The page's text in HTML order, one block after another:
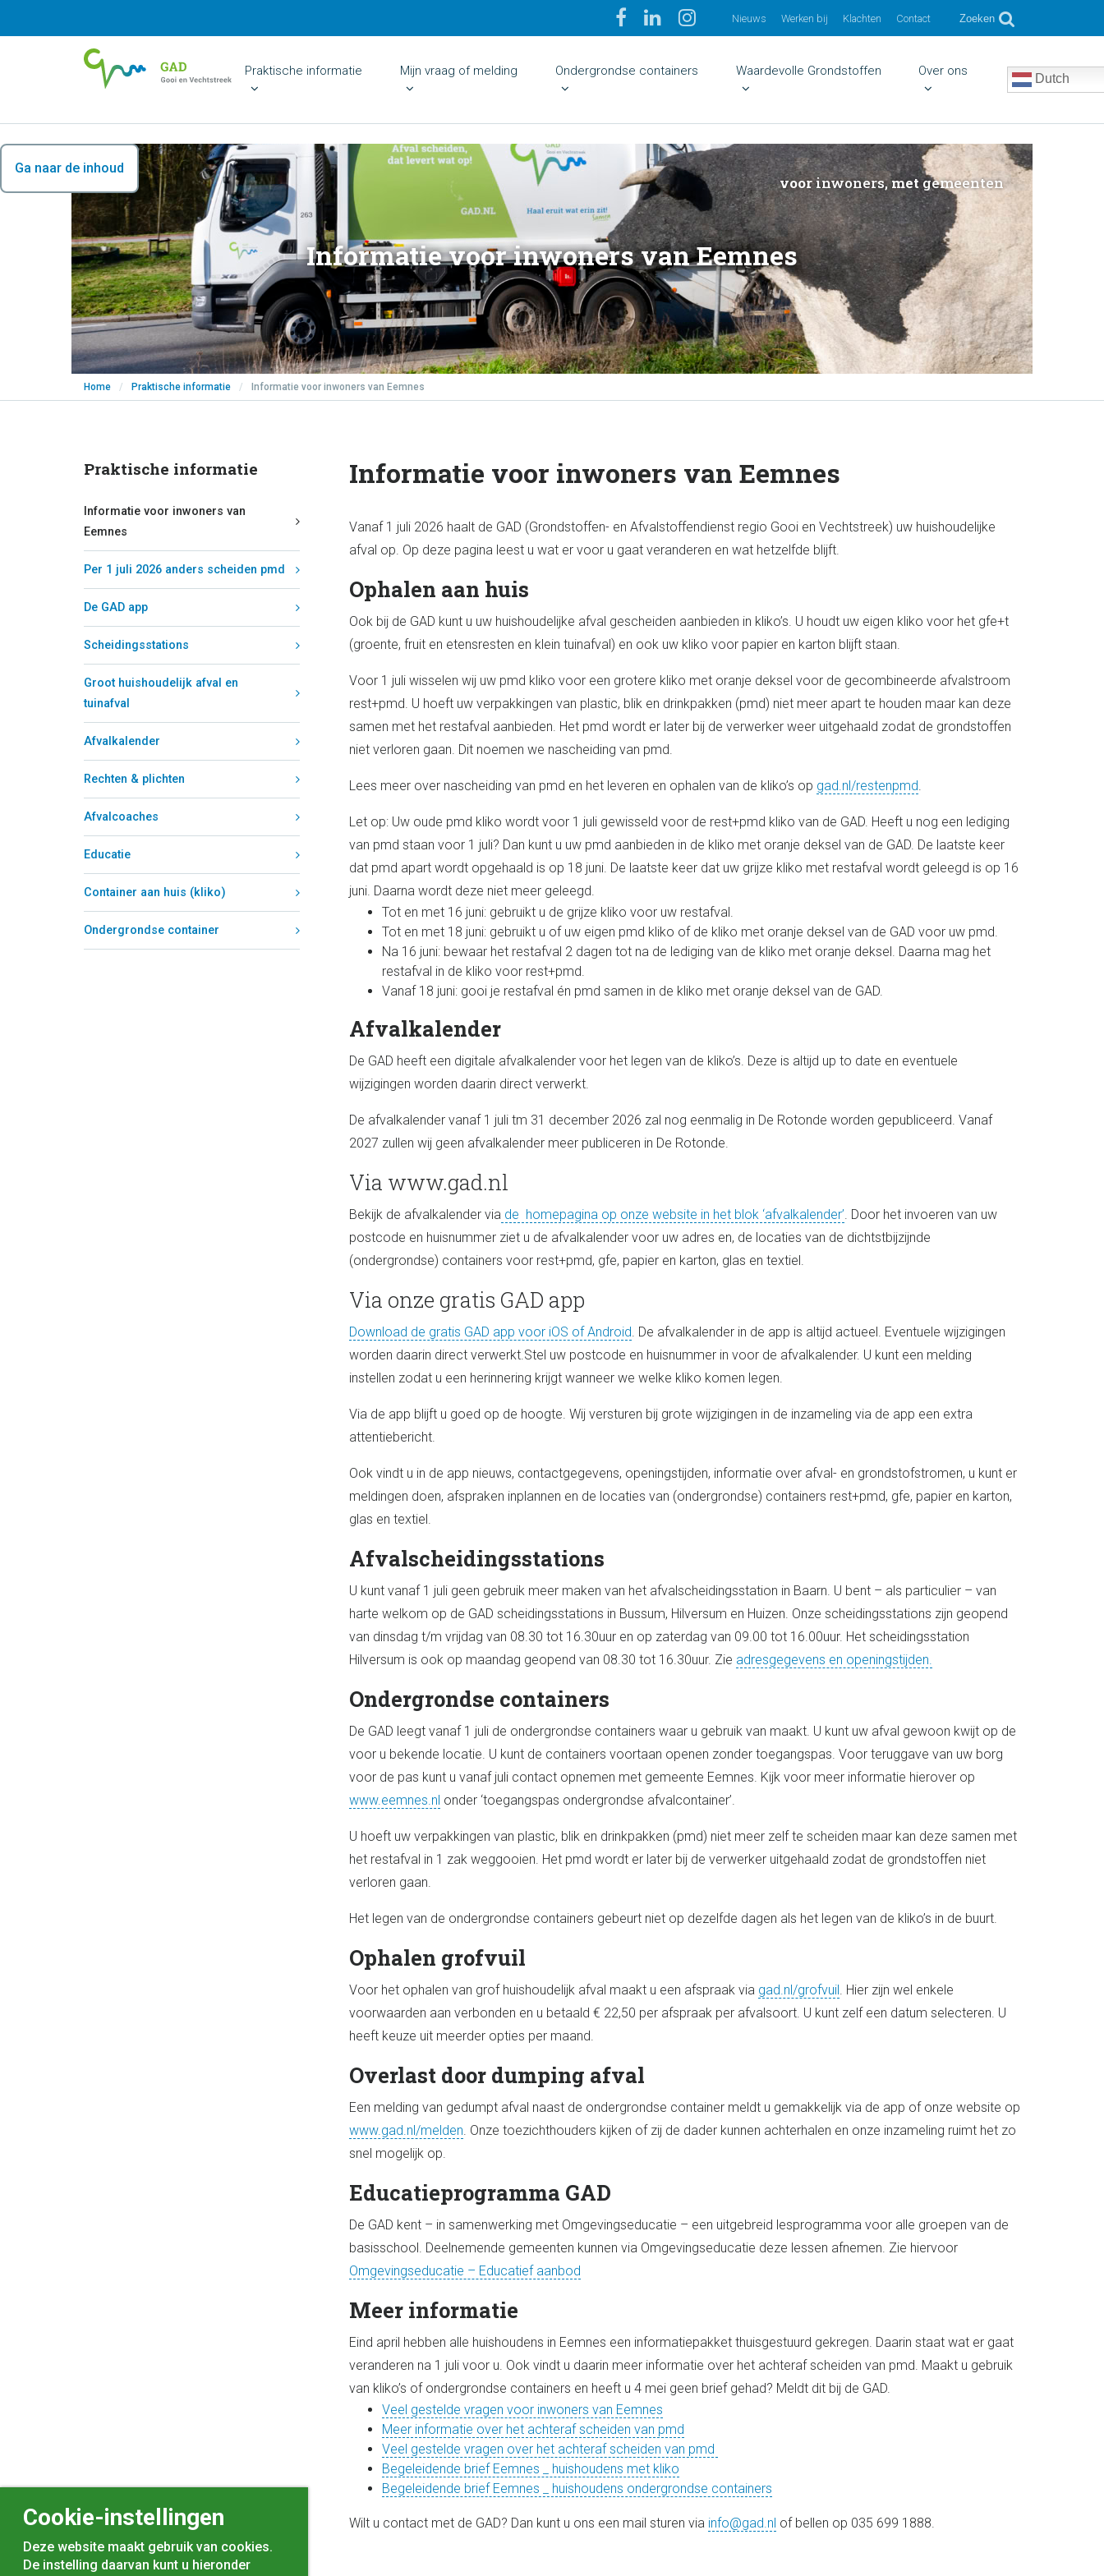
Ga naar de inhoud
Nieuws Werken bij Klachten Contact Zoeken
Praktische informatie Mijn vraag of melding Ondergrondse containers Waardevolle Grondstoffen Over ons
Dutch
Informatie voor inwoners van Eemnes
voorinwoners,metgemeenten
Home / Praktische informatie / Informatie voor inwoners van Eemnes
Praktische informatie
Informatie voor inwoners van
Eemnes
Per 1 juli 2026 anders scheiden pmd
De GAD app
Scheidingsstations
Groot huishoudelijk afval en
tuinafval
Afvalkalender
Rechten & plichten
Afvalcoaches
Educatie
Container aan huis (kliko)
Ondergrondse container
Informatie voor inwoners van Eemnes
Vanaf 1 juli 2026 haalt de GAD (Grondstoffen- en Afvalstoffendienst regio Gooi en Vechtstreek) uw huishoudelijke
afval op. Op deze pagina leest u wat er voor u gaat veranderen en wat hetzelfde blijft.
Ophalen aan huis
Ook bij de GAD kunt u uw huishoudelijke afval gescheiden aanbieden in kliko’s. U houdt uw eigen kliko voor het gfe+t
(groente, fruit en etensresten en klein tuinafval) en ook uw kliko voor papier en karton blijft staan.
Voor 1 juli wisselen wij uw pmd kliko voor een grotere kliko met oranje deksel voor de gecombineerde afvalstroom
rest+pmd. U hoeft uw verpakkingen van plastic, blik en drinkpakken (pmd) niet meer apart te houden maar kan deze
samen met het restafval aanbieden. Het pmd wordt er later bij de verwerker weer uitgehaald zodat de grondstoffen
niet verloren gaan. Dit noemen we nascheiding van pmd.
Lees meer over nascheiding van pmd en het leveren en ophalen van de kliko’s op gad.nl/restenpmd.
Let op: Uw oude pmd kliko wordt voor 1 juli gewisseld voor de rest+pmd kliko van de GAD. Heeft u nog een lediging
van pmd staan voor 1 juli? Dan kunt u uw pmd aanbieden in de kliko met oranje deksel van de GAD. De laatste keer
dat pmd apart wordt opgehaald is op 18 juni. De laatste keer dat uw grijze kliko met restafval wordt geleegd is op 16
juni. Daarna wordt deze niet meer geleegd.
Tot en met 16 juni: gebruikt u de grijze kliko voor uw restafval.
Tot en met 18 juni: gebruikt u of uw eigen pmd kliko of de kliko met oranje deksel van de GAD voor uw pmd.
Na 16 juni: bewaar het restafval 2 dagen tot na de lediging van de kliko met oranje deksel. Daarna mag het
restafval in de kliko voor rest+pmd.
Vanaf 18 juni: gooi je restafval én pmd samen in de kliko met oranje deksel van de GAD.
Afvalkalender
De GAD heeft een digitale afvalkalender voor het legen van de kliko’s. Deze is altijd up to date en eventuele
wijzigingen worden daarin direct verwerkt.
De afvalkalender vanaf 1 juli tm 31 december 2026 zal nog eenmalig in De Rotonde worden gepubliceerd. Vanaf
2027 zullen wij geen afvalkalender meer publiceren in De Rotonde.
Via www.gad.nl
Bekijk de afvalkalender viade homepagina op onze website in het blok ‘afvalkalender’. Door het invoeren van uw
postcode en huisnummer ziet u de afvalkalender voor uw adres en, de locaties van de dichtstbijzijnde
(ondergrondse) containers voor rest+pmd, gfe, papier en karton, glas en textiel.
Via onze gratis GAD app
Download de gratis GAD app voor iOS of Android. De afvalkalender in de app is altijd actueel. Eventuele wijzigingen
worden daarin direct verwerkt.Stel uw postcode en huisnummer in voor de afvalkalender. U kunt een melding
instellen zodat u een herinnering krijgt wanneer we welke kliko komen legen.
Via de app blijft u goed op de hoogte. Wij versturen bij grote wijzigingen in de inzameling via de app een extra
attentiebericht.
Ook vindt u in de app nieuws, contactgegevens, openingstijden, informatie over afval- en grondstofstromen, u kunt er
meldingen doen, afspraken inplannen en de locaties van (ondergrondse) containers rest+pmd, gfe, papier en karton,
glas en textiel.
Afvalscheidingsstations
U kunt vanaf 1 juli geen gebruik meer maken van het afvalscheidingsstation in Baarn. U bent – als particulier – van
harte welkom op de GAD scheidingsstations in Bussum, Hilversum en Huizen. Onze scheidingsstations zijn geopend
van dinsdag t/m vrijdag van 08.30 tot 16.30uur en op zaterdag van 09.00 tot 16.00uur. Het scheidingsstation
Hilversum is ook op maandag geopend van 08.30 tot 16.30uur. Zie adresgegevens en openingstijden.
Ondergrondse containers
De GAD leegt vanaf 1 juli de ondergrondse containers waar u gebruik van maakt. U kunt uw afval gewoon kwijt op de
voor u bekende locatie. U kunt de containers voortaan openen zonder toegangspas. Voor teruggave van uw borg
voor de pas kunt u vanaf juli contact opnemen met gemeente Eemnes. Kijk voor meer informatie hierover op
www.eemnes.nl onder ‘toegangspas ondergrondse afvalcontainer’.
U hoeft uw verpakkingen van plastic, blik en drinkpakken (pmd) niet meer zelf te scheiden maar kan deze samen met
het restafval in 1 zak weggooien. Het pmd wordt er later bij de verwerker uitgehaald zodat de grondstoffen niet
verloren gaan.
Het legen van de ondergrondse containers gebeurt niet op dezelfde dagen als het legen van de kliko’s in de buurt.
Ophalen grofvuil
Voor het ophalen van grof huishoudelijk afval maakt u een afspraak via gad.nl/grofvuil. Hier zijn wel enkele
voorwaarden aan verbonden en u betaald € 22,50 per afspraak per afvalsoort. U kunt zelf een datum selecteren. U
heeft keuze uit meerder opties per maand.
Overlast door dumping afval
Een melding van gedumpt afval naast de ondergrondse container meldt u gemakkelijk via de app of onze website op
www.gad.nl/melden. Onze toezichthouders kijken of zij de dader kunnen achterhalen en onze inzameling ruimt het zo
snel mogelijk op.
Educatieprogramma GAD
De GAD kent – in samenwerking met Omgevingseducatie – een uitgebreid lesprogramma voor alle groepen van de
basisschool. Deelnemende gemeenten kunnen via Omgevingseducatie deze lessen afnemen. Zie hiervoor
Omgevingseducatie – Educatief aanbod
Meer informatie
Eind april hebben alle huishoudens in Eemnes een informatiepakket thuisgestuurd gekregen. Daarin staat wat er gaat
veranderen na 1 juli voor u. Ook vindt u daarin meer informatie over het achteraf scheiden van pmd. Maakt u gebruik
van kliko’s of ondergrondse containers en heeft u 4 mei geen brief gehad? Meldt dit bij de GAD.
Veel gestelde vragen voor inwoners van Eemnes
Meer informatie over het achteraf scheiden van pmd
Veel gestelde vragen over het achteraf scheiden van pmd
Begeleidende brief Eemnes _ huishoudens met kliko
Begeleidende brief Eemnes _ huishoudens ondergrondse containers
Wilt u contact met de GAD? Dan kunt u ons een mail sturen via info@gad.nl of bellen op 035 699 1888.
Cookie-instellingen
Deze website maakt gebruik van cookies.
De instelling daarvan kunt u hieronder